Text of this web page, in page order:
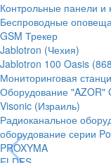
Контрольные панели и
Беспроводные
GSM Трекер
Jablotron (Чехия)
Jablotron 100 Oasis
Мониторинговая
Оборудование "AZOR"
Visonic (Израиль)
Радиоканальное
оборудование серии
PROXYMA